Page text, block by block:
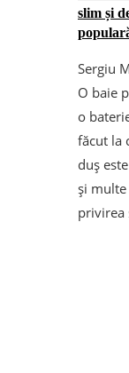
slim și
Sergiu
O baie
o
făcut la
duș
și multe
privirea